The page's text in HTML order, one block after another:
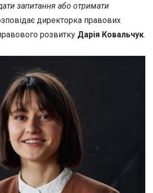
запитання або отримати
директорка правових
розвитку Дарія Ковальчук.